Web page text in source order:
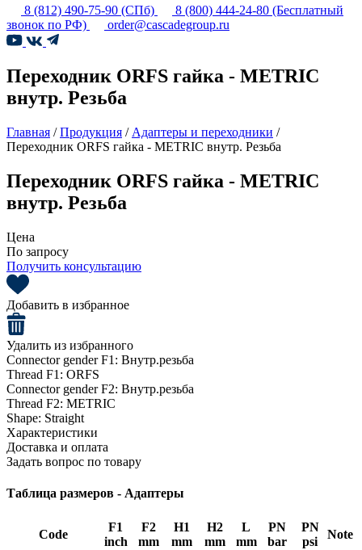
8 (812) 490-75-90 (СПб) 8 (800) 444-24-80 (Бесплатный
звонок по РФ)
order@cascadegroup.ru
Переходник ORFS гайка - METRIC
внутр. Резьба
Главная /Продукция / Адаптеры и переходники /
Переходник ORFS гайка - METRIC внутр. Резьба
Переходник ORFS гайка - METRIC
внутр. Резьба
Цена
По запросу
Получить консультацию
Добавить в избранное
Удалить из избранного
Connector gender F1: Внутр.резьба
Thread F1: ORFS
Connector gender F2: Внутр.резьба
Thread F2: METRIC
Shape: Straight
Характеристики
Доставка и оплата
Задать вопрос по товару
Таблица размеров - Адаптеры
Code
F1
inch
F2
mm
H1
mm
H2
mm
L
mm
PN
bar
PN
psi
Note